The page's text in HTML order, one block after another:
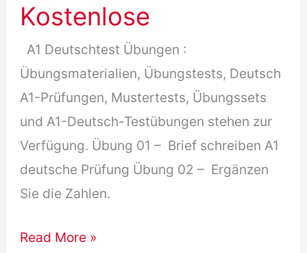
Kostenlose
A1 Deutschtest Übungen :
Übungsmaterialien, Übungstests, Deutsch
A1-Prüfungen, Mustertests, Übungssets
und A1-Deutsch-Testübungen stehen zur
Verfügung. Übung 01 – Brief schreiben A1
deutsche Prüfung Übung 02 – Ergänzen
Sie die Zahlen.
A1
Read More »